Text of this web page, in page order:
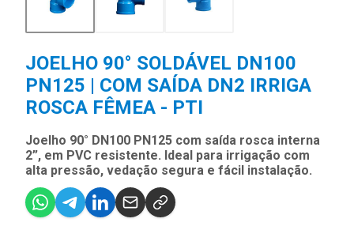
JOELHO 90° SOLDÁVEL DN100
PN125 | COM SAÍDA DN2 IRRIGA
ROSCA FÊMEA - PTI
Joelho 90° DN100 PN125 com saída rosca interna
2”, em PVC resistente. Ideal para irrigação com
alta pressão, vedação segura e fácil instalação.